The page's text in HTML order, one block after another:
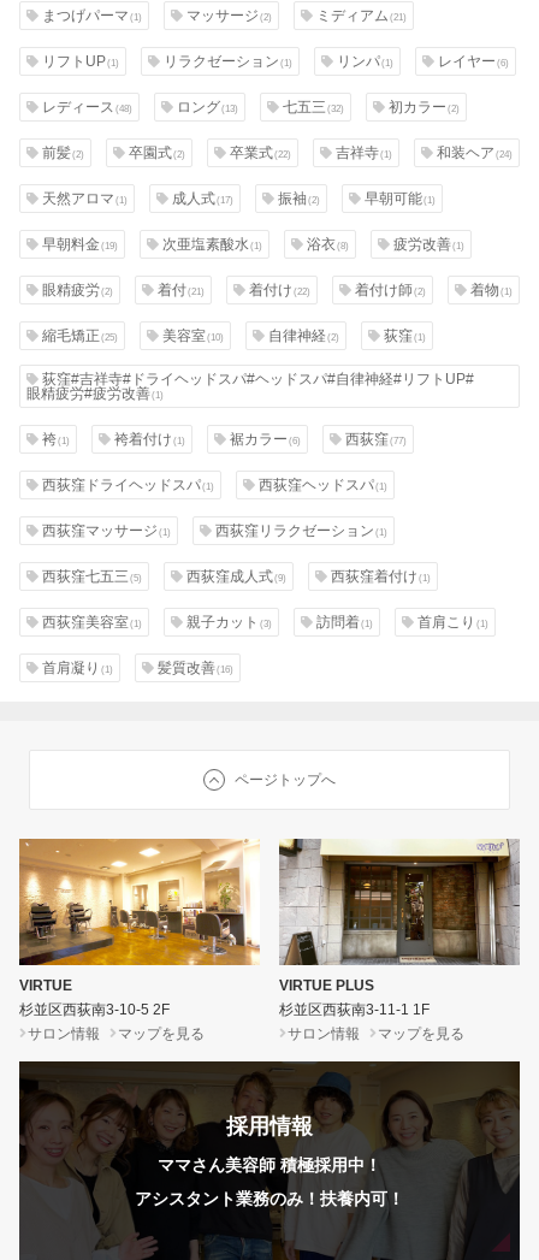
まつげパーマ(1) マッサージ(2) ミディアム(21)
リフトUP(1) リラクゼーション(1) リンパ(1) レイヤー(6)
レディース(48) ロング(13) 七五三(32) 初カラー(2)
前髪(2) 卒園式(2) 卒業式(22) 吉祥寺(1) 和装ヘア(24)
天然アロマ(1) 成人式(17) 振袖(2) 早朝可能(1)
早朝料金(19) 次亜塩素酸水(1) 浴衣(8) 疲労改善(1)
眼精疲労(2) 着付(21) 着付け(22) 着付け師(2) 着物(1)
縮毛矯正(25) 美容室(10) 自律神経(2) 荻窪(1)
荻窪#吉祥寺#ドライヘッドスパ#ヘッドスパ#自律神経#リフトUP#
眼精疲労#疲労改善(1)
袴(1) 袴着付け(1) 裾カラー(6) 西荻窪(77)
西荻窪ドライヘッドスパ(1) 西荻窪ヘッドスパ(1)
西荻窪マッサージ(1) 西荻窪リラクゼーション(1)
西荻窪七五三(5) 西荻窪成人式(9) 西荻窪着付け(1)
西荻窪美容室(1) 親子カット(3) 訪問着(1) 首肩こり(1)
首肩凝り(1) 髪質改善(16)
ページトップへ
VIRTUE
杉並区西荻南3-10-5 2F
サロン情報
マップを見る
VIRTUE PLUS
杉並区西荻南3-11-1 1F
サロン情報
マップを見る
採用情報
ママさん美容師 積極採用中！
アシスタント業務のみ！扶養内可！